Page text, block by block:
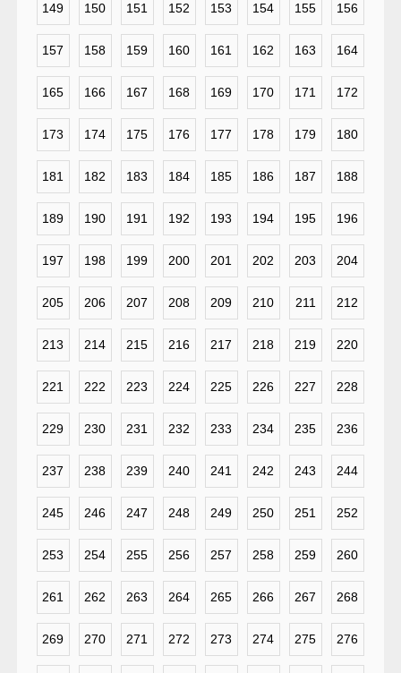
149 150 151 152 153 154 155 156
157 158 159 160 161 162 163 164
165 166 167 168 169 170 171 172
173 174 175 176 177 178 179 180
181 182 183 184 185 186 187 188
189 190 191 192 193 194 195 196
197 198 199 200 201 202 203 204
205 206 207 208 209 210 211 212
213 214 215 216 217 218 219 220
221 222 223 224 225 226 227 228
229 230 231 232 233 234 235 236
237 238 239 240 241 242 243 244
245 246 247 248 249 250 251 252
253 254 255 256 257 258 259 260
261 262 263 264 265 266 267 268
269 270 271 272 273 274 275 276